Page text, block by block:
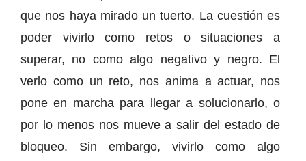
que nos haya mirado un tuerto. La cuestión es
poder vivirlo como retos o situaciones a
superar, no como algo negativo y negro. El
verlo como un reto, nos anima a actuar, nos
pone en marcha para llegar a solucionarlo, o
por lo menos nos mueve a salir del estado de
bloqueo. Sin embargo, vivirlo como algo